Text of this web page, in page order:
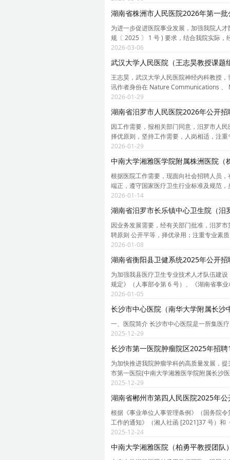
湖南省株洲市人民医院2026年第一
为进一步促进医院事业发展，加强我院人
规〔 2025 〕 1 号 ) 要求，结合我院实际
2026-03-06
武汉大学人民医院（王志昊教授课题
王志昊，武汉大学人民医院神经内科教授
讯作者身份在 Nature Communications
2026-01-29
湖南省汨罗市人民医院2026年公开
因工作需要，报相关部门同意，汨罗市人
择优原则，坚持工作需要，人岗相适，注
2026-01-29
中南大学湘雅医学院附属株洲医院
根据医院工作需要，现面向社会招聘人员
端正，遵守国家医疗卫生行业标准及规范
2026-01-14
湖南省汨罗市长乐镇中心卫生院（
因业务发展需要，经有关部门批准，汨罗
聘原则 公开平等，择优录用；注重专业素
2026-01-08
湖南省衡阳县卫健系统2025年公开
为加强我县医疗卫生专业技术人才队伍建
规定》（人事部令第 6 号）、《湖南省事
2026-01-05
长沙市中心医院（南华大学附属长
一、医院简介 长沙市中心医院是一所集医
2025-12-29
长沙市第一医院肿瘤院区2025年招
为加快推进我院肿瘤学科的高质量发展，
市第一医院(中南大学湘雅医学院附属长沙
2025-12-29
湖南省郴州市第四人民医院2025年
根据《事业单位人事管理条例》（国务院
工作的通知》（湘人社函 [2021]37 号）和
2025-12-24
中南大学湘雅医院（柏勇平教授团